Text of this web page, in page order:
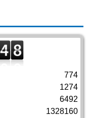
774
1274
6492
1328160